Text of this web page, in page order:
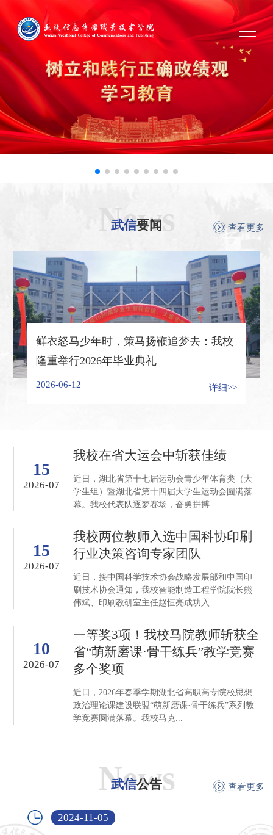
武信要闻
News 查看更多
鲜衣怒马少年时，策马扬鞭追梦去：我校
隆重举行2026年毕业典礼
2026-06-12 详细>>
15
2026-07
我校在省大运会中斩获佳绩
近日，湖北省第十七届运动会青少年体育类（大
学生组）暨湖北省第十四届大学生运动会圆满落
幕。我校代表队逐梦赛场，奋勇拼搏...
15
2026-07
我校两位教师入选中国科协印刷
行业决策咨询专家团队
近日，接中国科学技术协会战略发展部和中国印
刷技术协会通知，我校智能制造工程学院院长熊
伟斌、印刷教研室主任赵恒亮成功入...
10
2026-07
一等奖3项！我校马院教师斩获全
省“萌新磨课·骨干练兵”教学竞赛
多个奖项
近日，2026年春季学期湖北省高职高专院校思想
政治理论课建设联盟“萌新磨课·骨干练兵”系列教
学竞赛圆满落幕。我校马克...
武信公告
News 查看更多
2024-11-05